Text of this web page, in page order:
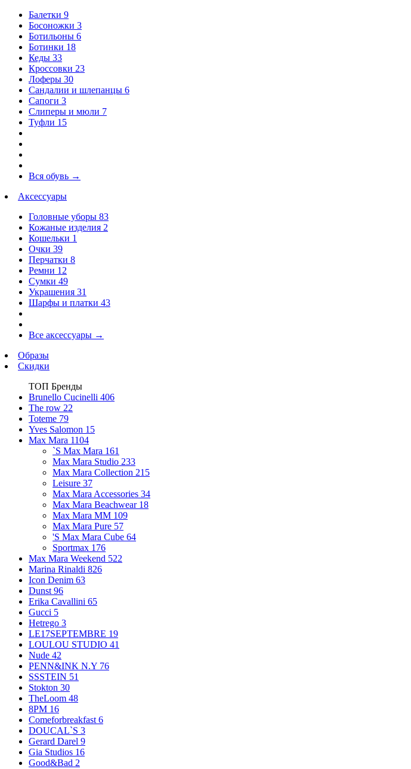
Балетки 9
Босоножки 3
Ботильоны 6
Ботинки 18
Кеды 33
Кроссовки 23
Лоферы 30
Сандалии и шлепанцы 6
Сапоги 3
Слиперы и мюли 7
Туфли 15
Вся обувь →
Аксессуары
Головные уборы 83
Кожаные изделия 2
Кошельки 1
Очки 39
Перчатки 8
Ремни 12
Сумки 49
Украшения 31
Шарфы и платки 43
Все аксессуары →
Образы
Скидки
ТОП Бренды
Brunello Cucinelli 406
The row 22
Toteme 79
Yves Salomon 15
Max Mara 1104
`S Max Mara 161
Max Mara Studio 233
Max Mara Collection 215
Leisure 37
Max Mara Accessories 34
Max Mara Beachwear 18
Max Mara MM 109
Max Mara Pure 57
'S Max Mara Cube 64
Sportmax 176
Max Mara Weekend 522
Marina Rinaldi 826
Icon Denim 63
Dunst 96
Erika Cavallini 65
Gucci 5
Hetrego 3
LE17SEPTEMBRE 19
LOULOU STUDIO 41
Nude 42
PENN&INK N.Y 76
SSSTEIN 51
Stokton 30
TheLoom 48
8PM 16
Comeforbreakfast 6
DOUCAL`S 3
Gerard Darel 9
Gia Studios 16
Good&Bad 2